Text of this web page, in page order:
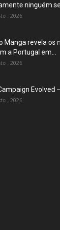
ninguém se
, 2026
Manga revela os
a Portugal em...
, 2026
Evolved
, 2026